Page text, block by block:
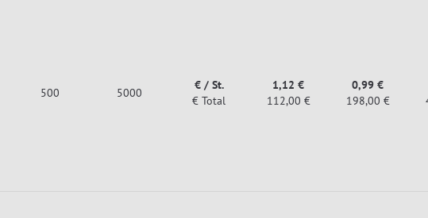
500 5000
€ / St.
€ Total
1,12 €
112,00 €
0,99 €
198,00 €